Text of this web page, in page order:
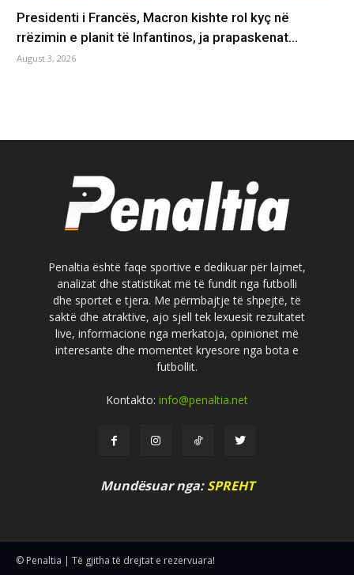
Presidenti i Francës, Macron kishte rol kyç në
rrëzimin e planit të Infantinos, ja prapaskenat…
August 3, 2026
Penaltia është faqe sportive e dedikuar për lajmet,
analizat dhe statistikat më të fundit nga futbolli
dhe sportet e tjera. Me përmbajtje të shpejtë, të
saktë dhe atraktive, ajo sjell tek lexuesit rezultatet
live, informacione nga merkatoja, opinionet më
interesante dhe momentet kryesore nga bota e
futbollit.
Kontakto: info@penaltia.net
Mundësuar nga:SPREHT
© Penaltia | Të gjitha të drejtat e rezervuara!